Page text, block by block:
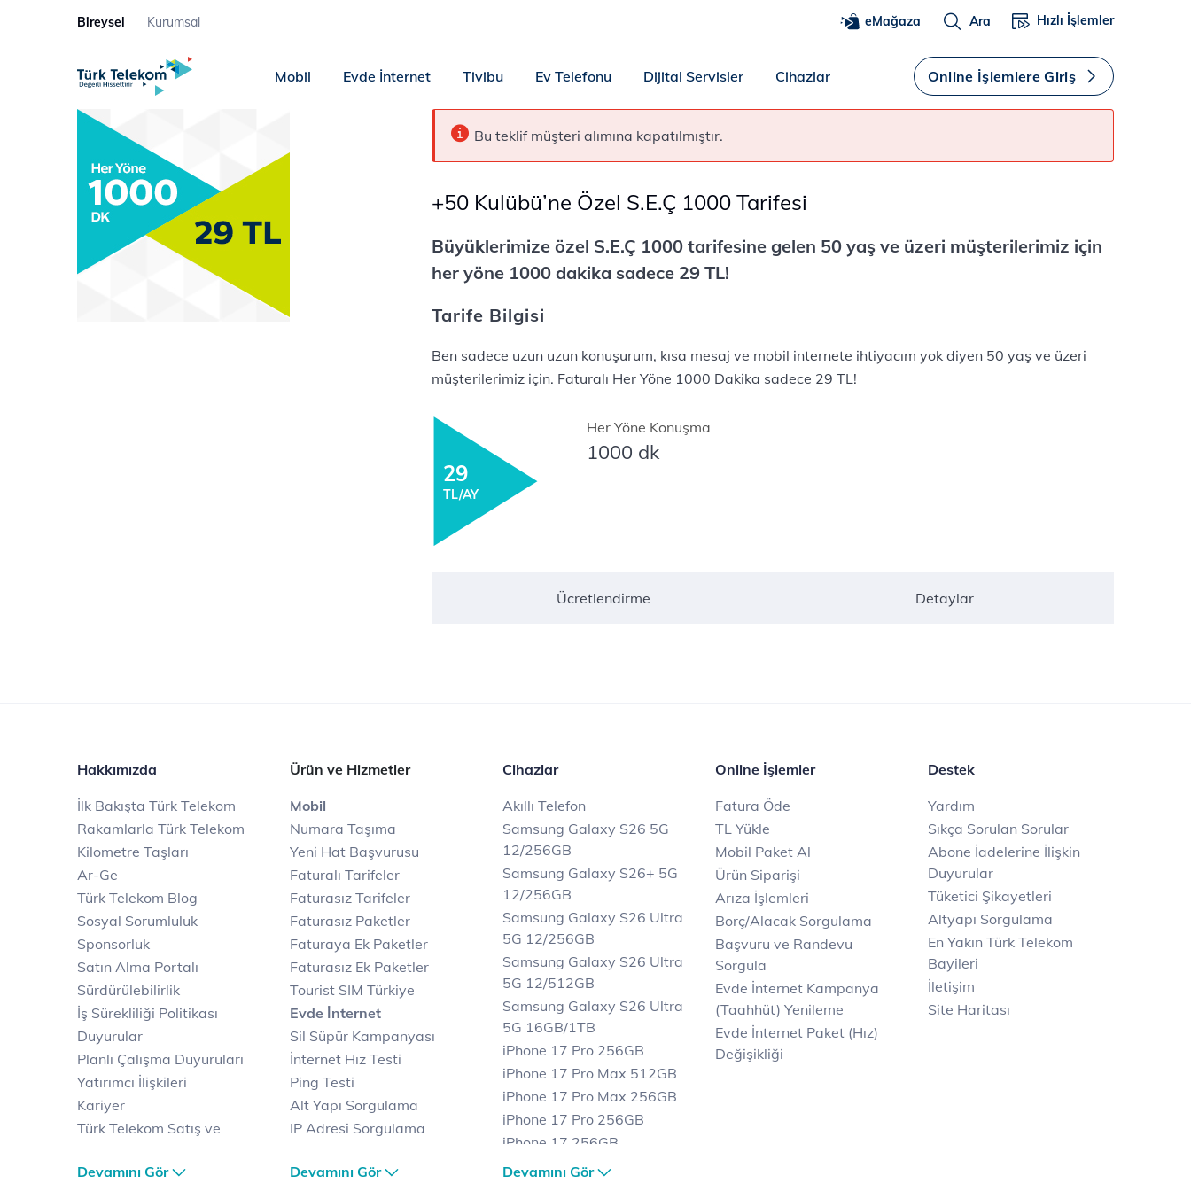
Bireysel Kurumsal eMağaza Ara Hızlı İşlemler
Mobil Evde İnternet Tivibu Ev Telefonu Dijital Servisler Cihazlar Online İşlemlere Giriş
Bu teklif müşteri alımına kapatılmıştır.
+50 Kulübü’ne Özel S.E.Ç 1000 Tarifesi
Büyüklerimize özel S.E.Ç 1000 tarifesine gelen 50 yaş ve üzeri müşterilerimiz için
her yöne 1000 dakika sadece 29 TL!
Tarife Bilgisi
Ben sadece uzun uzun konuşurum, kısa mesaj ve mobil internete ihtiyacım yok diyen 50 yaş ve üzeri
müşterilerimiz için. Faturalı Her Yöne 1000 Dakika sadece 29 TL!
29
TL/AY
Her Yöne Konuşma
1000 dk
Ücretlendirme Detaylar
Hakkımızda
İlk Bakışta Türk Telekom
Rakamlarla Türk Telekom
Kilometre Taşları
Ar-Ge
Türk Telekom Blog
Sosyal Sorumluluk
Sponsorluk
Satın Alma Portalı
Sürdürülebilirlik
İş Sürekliliği Politikası
Duyurular
Planlı Çalışma Duyuruları
Yatırımcı İlişkileri
Kariyer
Türk Telekom Satış ve
Türk Telekom Finansal
Devamını Gör
Ürün ve Hizmetler
Mobil
Numara Taşıma
Yeni Hat Başvurusu
Faturalı Tarifeler
Faturasız Tarifeler
Faturasız Paketler
Faturaya Ek Paketler
Faturasız Ek Paketler
Tourist SIM Türkiye
Evde İnternet
Sil Süpür Kampanyası
İnternet Hız Testi
Ping Testi
Alt Yapı Sorgulama
IP Adresi Sorgulama
Avantajlı İnternet
Devamını Gör
Cihazlar
Akıllı Telefon
Samsung Galaxy S26 5G
12/256GB
Samsung Galaxy S26+ 5G
12/256GB
Samsung Galaxy S26 Ultra
5G 12/256GB
Samsung Galaxy S26 Ultra
5G 12/512GB
Samsung Galaxy S26 Ultra
5G 16GB/1TB
iPhone 17 Pro 256GB
iPhone 17 Pro Max 512GB
iPhone 17 Pro Max 256GB
iPhone 17 Pro 256GB
iPhone 17 256GB
iPhone 17 Air 256GB
Devamını Gör
Online İşlemler
Fatura Öde
TL Yükle
Mobil Paket Al
Ürün Siparişi
Arıza İşlemleri
Borç/Alacak Sorgulama
Başvuru ve Randevu
Sorgula
Evde İnternet Kampanya
(Taahhüt) Yenileme
Evde İnternet Paket (Hız)
Değişikliği
Destek
Yardım
Sıkça Sorulan Sorular
Abone İadelerine İlişkin
Duyurular
Tüketici Şikayetleri
Altyapı Sorgulama
En Yakın Türk Telekom
Bayileri
İletişim
Site Haritası